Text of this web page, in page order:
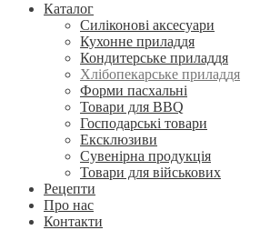
Каталог
Силіконові аксесуари
Кухонне приладдя
Кондитерське приладдя
Хлібопекарське приладдя
Форми пасхальні
Товари для BBQ
Господарські товари
Ексклюзиви
Сувенірна продукція
Товари для військових
Рецепти
Про нас
Контакти